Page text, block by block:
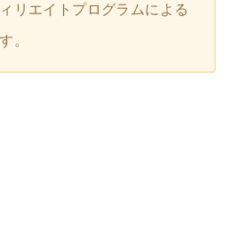
リエイトプログラムによる
。